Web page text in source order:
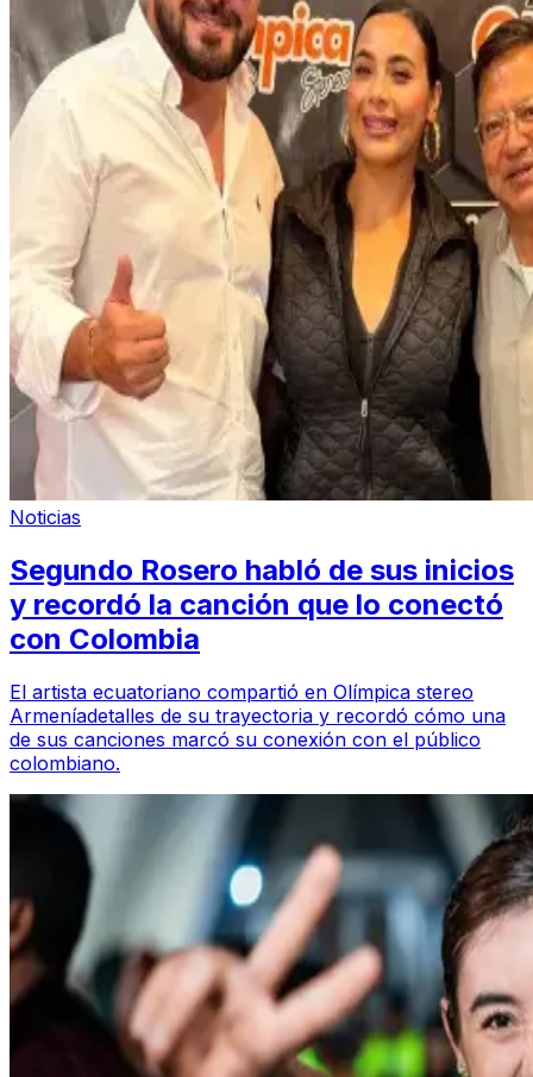
Noticias
Segundo Rosero habló de sus inicios
y recordó la canción que lo conectó
con Colombia
El artista ecuatoriano compartió en Olímpica stereo
Armeníadetalles de su trayectoria y recordó cómo una
de sus canciones marcó su conexión con el público
colombiano.